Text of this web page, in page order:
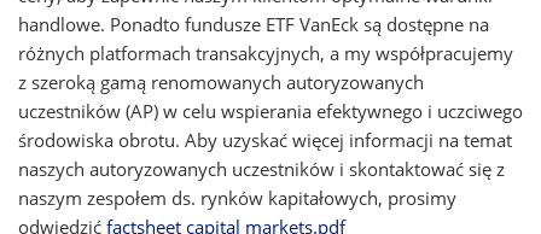
handlowe. Ponadto fundusze ETF VanEck są dostępne na
różnych platformach transakcyjnych, a my współpracujemy
z szeroką gamą renomowanych autoryzowanych
uczestników (AP) w celu wspierania efektywnego i uczciwego
środowiska obrotu. Aby uzyskać więcej informacji na temat
naszych autoryzowanych uczestników i skontaktować się z
naszym zespołem ds. rynków kapitałowych, prosimy
odwiedzić factsheet capital markets.pdf